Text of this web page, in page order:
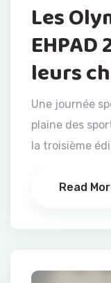
Les
leurs
Une journée
plaine des
la troisième
Read